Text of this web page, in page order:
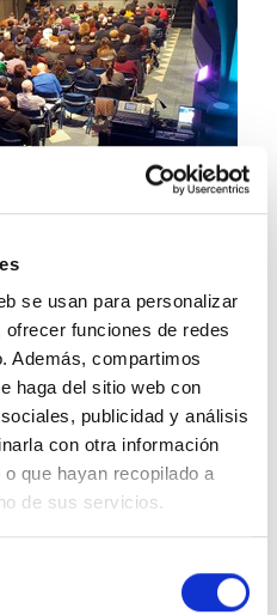
se usan para personalizar
funciones de redes
Además, compartimos
haga del sitio web con
publicidad y análisis
con otra información
que hayan recopilado a
de sus servicios.
controlan los flujos
Lo que se hace es
personas o
no se condiciona el
venir. Lo que está
(que repercute en
que viven las
nosotras son cosas
ver. Hay que decir
pequeño."